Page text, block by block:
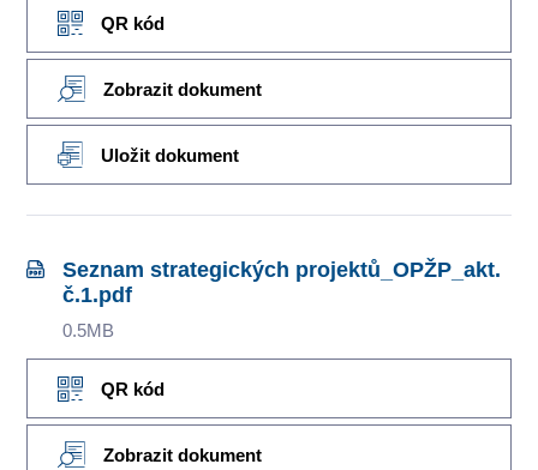
QR kód
Zobrazit dokument
Uložit dokument
Seznam strategických projektů_OPŽP_akt.
č.1.pdf
0.5MB
QR kód
Zobrazit dokument